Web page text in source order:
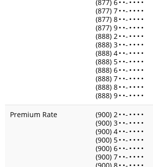
(877) 6• •- • • • •
(877) 7• •- • • • •
(877) 8• •- • • • •
(877) 9• •- • • • •
(888) 2• •- • • • •
(888) 3• •- • • • •
(888) 4• •- • • • •
(888) 5• •- • • • •
(888) 6• •- • • • •
(888) 7• •- • • • •
(888) 8• •- • • • •
(888) 9• •- • • • •
Premium Rate
(900) 2• •- • • • •
(900) 3• •- • • • •
(900) 4• •- • • • •
(900) 5• •- • • • •
(900) 6• •- • • • •
(900) 7• •- • • • •